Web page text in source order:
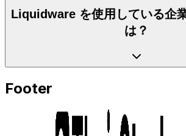
Liquidware を使用している企
は？
Footer